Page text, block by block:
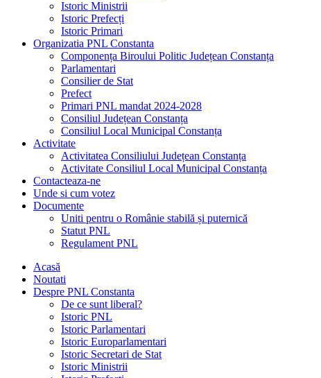
Istoric Ministrii
Istoric Prefecți
Istoric Primari
Organizatia PNL Constanta
Componența Biroului Politic Județean Constanța
Parlamentari
Consilier de Stat
Prefect
Primari PNL mandat 2024-2028
Consiliul Județean Constanța
Consiliul Local Municipal Constanța
Activitate
Activitatea Consiliului Județean Constanța
Activitate Consiliul Local Municipal Constanța
Contacteaza-ne
Unde si cum votez
Documente
Uniti pentru o Românie stabilă și puternică
Statut PNL
Regulament PNL
Acasă
Noutati
Despre PNL Constanta
De ce sunt liberal?
Istoric PNL
Istoric Parlamentari
Istoric Europarlamentari
Istoric Secretari de Stat
Istoric Ministrii